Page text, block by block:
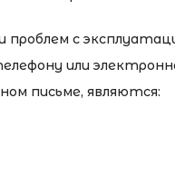
проблем с
или
письме, являются: